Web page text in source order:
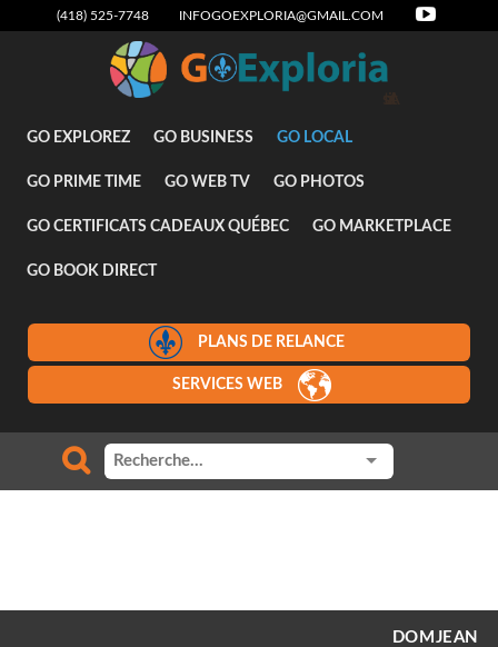
(418) 525-7748 INFOGOEXPLORIA@GMAIL.COM
GO EXPLOREZ GO BUSINESS GO LOCAL
GO PRIME TIME GO WEB TV GO PHOTOS
GO CERTIFICATS CADEAUX QUÉBEC GO MARKETPLACE
GO BOOK DIRECT
PLANS DE RELANCE
SERVICES WEB
DOMJEAN